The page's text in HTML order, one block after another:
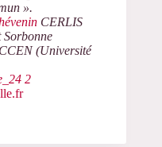
».
CERLIS
(Université
2